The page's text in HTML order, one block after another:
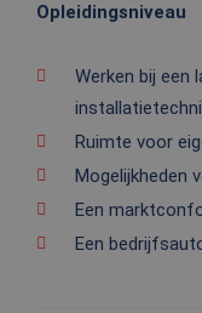
Opleidingsniveau
Werken bij een
Ruimte voor
Mogelijkheden
Een
Een